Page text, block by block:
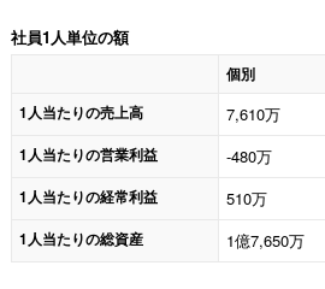
社員1人単位の額
個別
1人当たりの売上高
7,610万
1人当たりの営業利益 -480万
1人当たりの経常利益 510万
1人当たりの総資産 1億7,650万